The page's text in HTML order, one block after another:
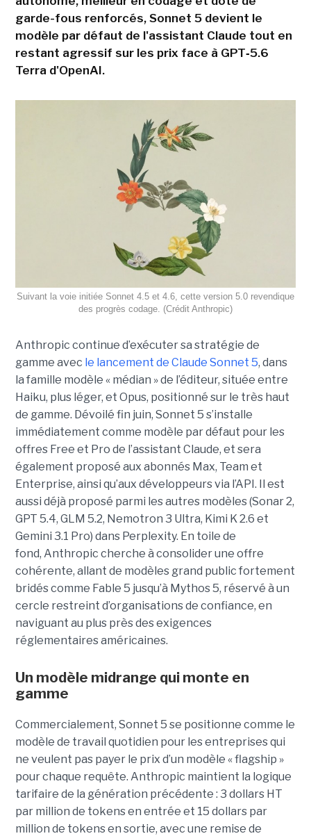
garde-fous renforcés, Sonnet 5 devient le
modèle par défaut de l'assistant Claude tout en
restant agressif sur les prix face à GPT‑5.6
Terra d'OpenAI.
Suivant la voie initiée Sonnet 4.5 et 4.6, cette version 5.0 revendique
des progrès codage. (Crédit Anthropic)
Anthropic continue d’exécuter sa stratégie de
gamme avec le lancement de Claude Sonnet 5, dans
la famille modèle « médian » de l’éditeur, située entre
Haiku, plus léger, et Opus, positionné sur le très haut
de gamme. Dévoilé fin juin, Sonnet 5 s’installe
immédiatement comme modèle par défaut pour les
offres Free et Pro de l’assistant Claude, et sera
également proposé aux abonnés Max, Team et
Enterprise, ainsi qu’aux développeurs via l’API. Il est
aussi déjà proposé parmi les autres modèles (Sonar 2,
GPT 5.4, GLM 5.2, Nemotron 3 Ultra, Kimi K 2.6 et
Gemini 3.1 Pro) dans Perplexity. En toile de
fond, Anthropic cherche à consolider une offre
cohérente, allant de modèles grand public fortement
bridés comme Fable 5 jusqu’à Mythos 5, réservé à un
cercle restreint d’organisations de confiance, en
naviguant au plus près des exigences
réglementaires américaines.
Un modèle midrange qui monte en
gamme
Commercialement, Sonnet 5 se positionne comme le
modèle de travail quotidien pour les entreprises qui
ne veulent pas payer le prix d’un modèle « flagship »
pour chaque requête. Anthropic maintient la logique
tarifaire de la génération précédente : 3 dollars HT
par million de tokens en entrée et 15 dollars par
million de tokens en sortie, avec une remise de